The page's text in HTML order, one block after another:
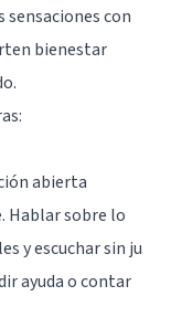
sensaciones con
bienestar
abierta
Hablar sobre lo
y escuchar sin ju
ayuda o contar